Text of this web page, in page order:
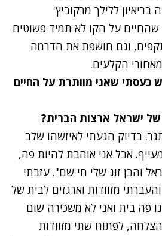
ללילך מרקוביץ'
שהחיים על הקו לא תמיד פשוטים
וגם חושפת את הדרמה
הקלעים.
כעסתי שאני מוותרת על החיים
של ישראל ארצות הברית?
בדיוק הגעתי לאיזשהו שלב
אבל אני אוהבת להיות פה,
והבן זוג שלי חי שם". עזבתי
מזוודות וארגזים לבית של
פה בית ואני לא משכירה שום
לפתוח שתי מזוודות